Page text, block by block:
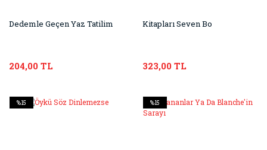
Dedemle Geçen Yaz Tatilim
204,00 TL
Kitapları Seven Bo
323,00 TL
%15 %15